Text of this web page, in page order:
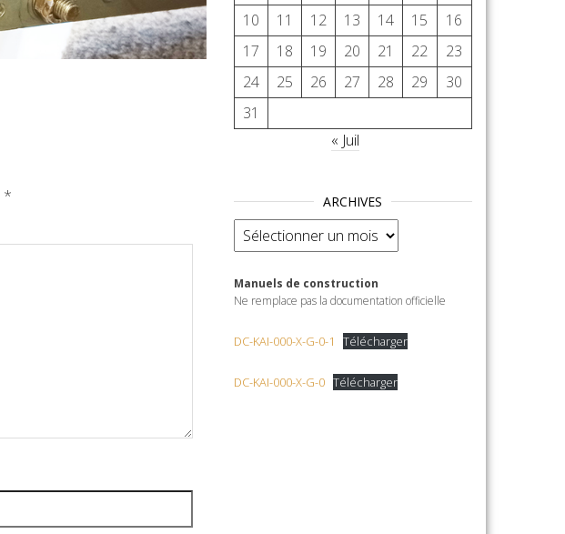
*
10
11 12 13 14 15
16
17
18 19 20 21 22
23
24
25 26 27 28 29
30
31
« Juil
ARCHIVES
Archives
Manuels de construction
Ne remplace pas la documentation officielle
DC-KAI-000-X-G-0-1 Télécharger
DC-KAI-000-X-G-0 Télécharger